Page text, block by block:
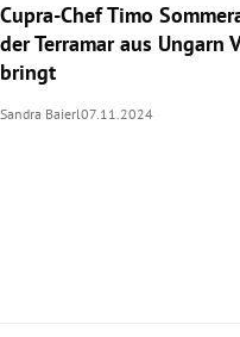
Cupra-Chef Timo
der Terramar aus Ungarn
bringt
Sandra Baierl07.11.2024